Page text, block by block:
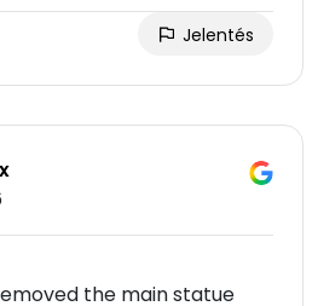
Jelentés
the main statue